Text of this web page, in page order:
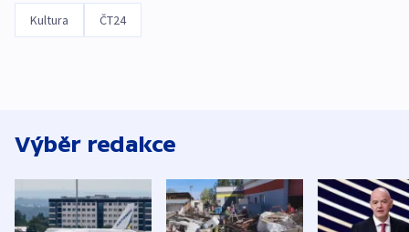
Kultura ČT24
Výběr redakce